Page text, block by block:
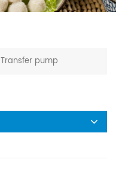
Transfer pump